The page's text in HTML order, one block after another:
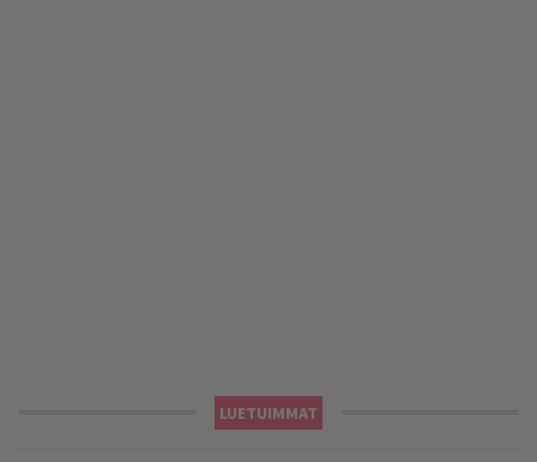
LUETUIMMAT